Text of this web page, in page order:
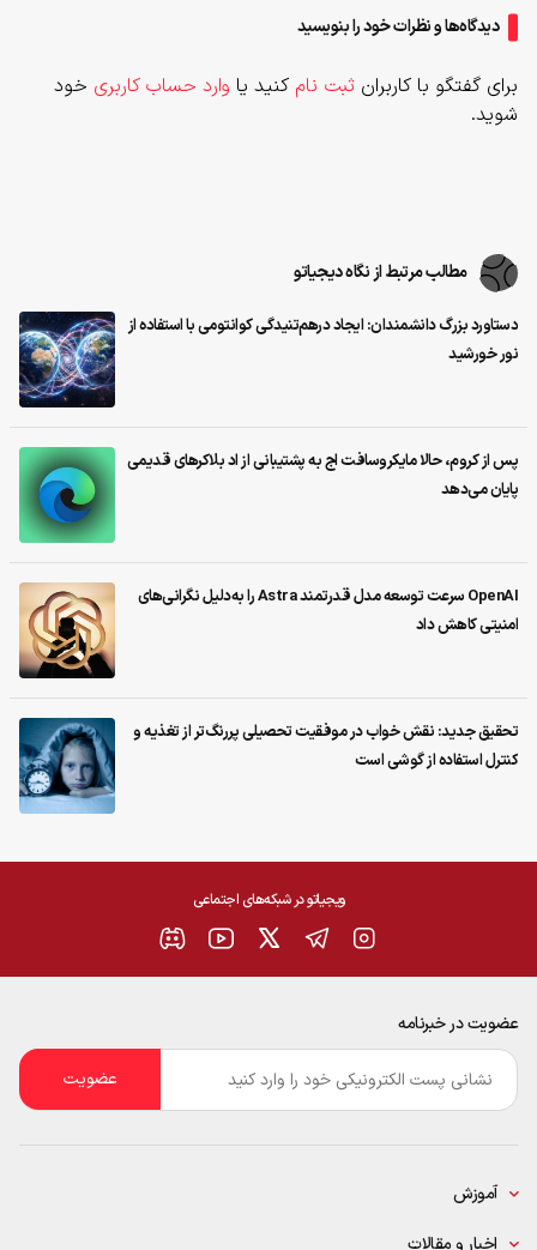
دیدگاه‌ها و نظرات خود را بنویسید
برای گفتگو با کاربران ثبت نام کنید یا وارد حساب کاربری خود
شوید.
مطالب مرتبط از نگاه دیجیاتو
دستاورد بزرگ دانشمندان: ایجاد درهم‌تنیدگی کوانتومی با استفاده از
نور خورشید
پس از کروم، حالا مایکروسافت اج به پشتیبانی از اد بلاکرهای قدیمی
پایان می‌دهد
OpenAI سرعت توسعه مدل قدرتمند Astra را به‌دلیل نگرانی‌های
امنیتی کاهش داد
تحقیق جدید: نقش خواب در موفقیت تحصیلی پررنگ‌تر از تغذیه و
کنترل استفاده از گوشی است
ویجیاتو در شبکه‌های اجتماعی
عضویت در خبرنامه
ایمیل
آموزش
اخبار و مقالات